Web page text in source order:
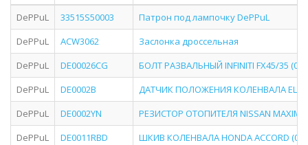
DePPuL
33515S50003
Патрон под лампочку DePPuL
DePPuL
ACW3062
Заслонка дроссельная
DePPuL
DE00026CG
БОЛТ РАЗВАЛЬНЫЙ INFINITI FX45/35 (06-
DePPuL
DE0002B
ДАТЧИК ПОЛОЖЕНИЯ КОЛЕНВАЛА
DePPuL
DE0002YN
РЕЗИСТОР ОТОПИТЕЛЯ NISSAN MAXIMA
DePPuL
DE0011RBD
ШКИВ КОЛЕНВАЛА HONDA ACCORD (03-